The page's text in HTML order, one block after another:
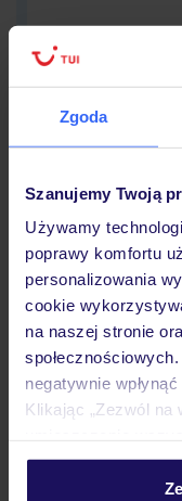
Zgoda
Szanujemy Twoją
Używamy
poprawy komfortu
personalizowania
cookie
na naszej stronie
negatywnie
Klikając „Zezwól na
personalizować
Hotel
Opinie
Pokoje
Wyżywienie